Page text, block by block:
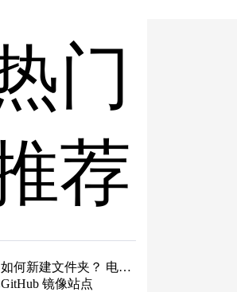
门
荐
如何新建文件夹？ 电脑
新建文件夹的4种方法
GitHub 镜像站点